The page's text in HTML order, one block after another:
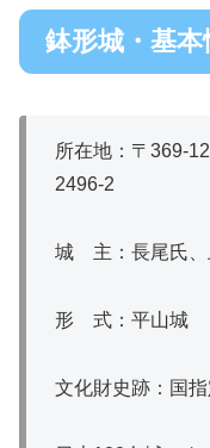
鉢形城・基
所在地：〒369-
2496-2
城 主：長尾氏、
形 式：平山城
文化財史跡：国